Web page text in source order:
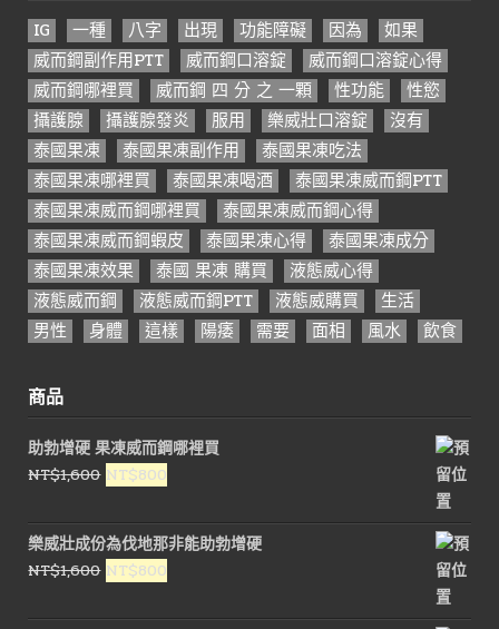
IG 一種 八字 出現 功能障礙 因為
如果
威而鋼副作用PTT
威而鋼口溶錠
威而鋼口溶錠心得
威而鋼哪裡買
威而鋼 四 分 之 一顆 性功能
性慾
攝護腺
攝護腺發炎 服用 樂威壯口溶錠
沒有
泰國果凍
泰國果凍副作用
泰國果凍吃法
泰國果凍哪裡買
泰國果凍喝酒
泰國果凍威而鋼PTT
泰國果凍威而鋼哪裡買
泰國果凍威而鋼心得
泰國果凍威而鋼蝦皮
泰國果凍心得
泰國果凍成分
泰國果凍效果
泰國 果凍 購買
液態威心得
液態威而鋼
液態威而鋼PTT 液態威購買
生活
男性
身體 這樣 陽痿 需要 面相 風水 飲食
商品
助勃增硬 果凍威而鋼哪裡買
NT$1,600 原
價
格：
NT$1,600。
NT$800
價
格：
NT$800。
樂威壯成份為伐地那非能助勃增硬
NT$1,600 原
價
NT$800
價